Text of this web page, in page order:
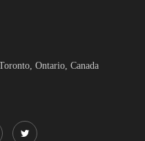
Ontario, Canada